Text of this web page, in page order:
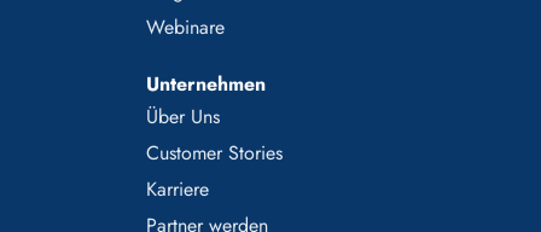
Webinare
Unternehmen
Über Uns
Customer Stories
Karriere
Partner werden